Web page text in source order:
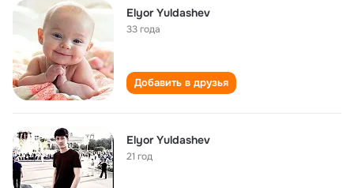
Elyor Yuldashev
33 года
Добавить в друзья
Elyor Yuldashev
21 год